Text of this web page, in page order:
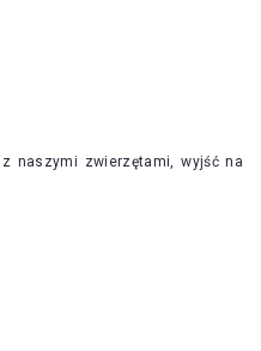
naszymi zwierzętami, wyjść na